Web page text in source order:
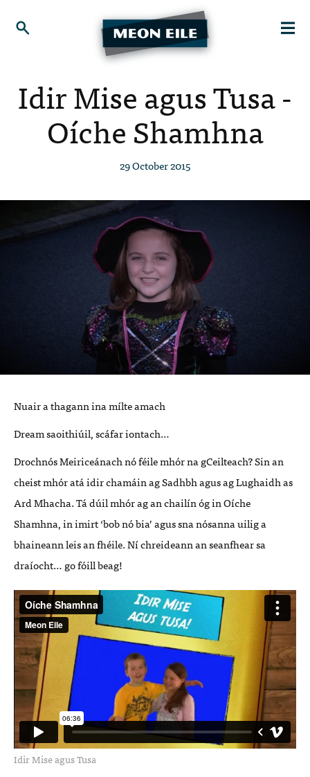
Idir Mise agus Tusa -
Oíche Shamhna
29 October 2015
Nuair a thagann ina mílte amach
Dream saoithiúil, scáfar iontach…
Drochnós Meiriceánach nó féile mhór na gCeilteach? Sin an
cheist mhór atá idir chamáin ag Sadhbh agus ag Lughaidh as
Ard Mhacha. Tá dúil mhór ag an chailín óg in Oíche
Shamhna, in imirt ‘bob nó bia’ agus sna nósanna uilig a
bhaineann leis an fhéile. Ní chreideann an seanfhear sa
draíocht… go fóill beag!
Idir Mise agus Tusa